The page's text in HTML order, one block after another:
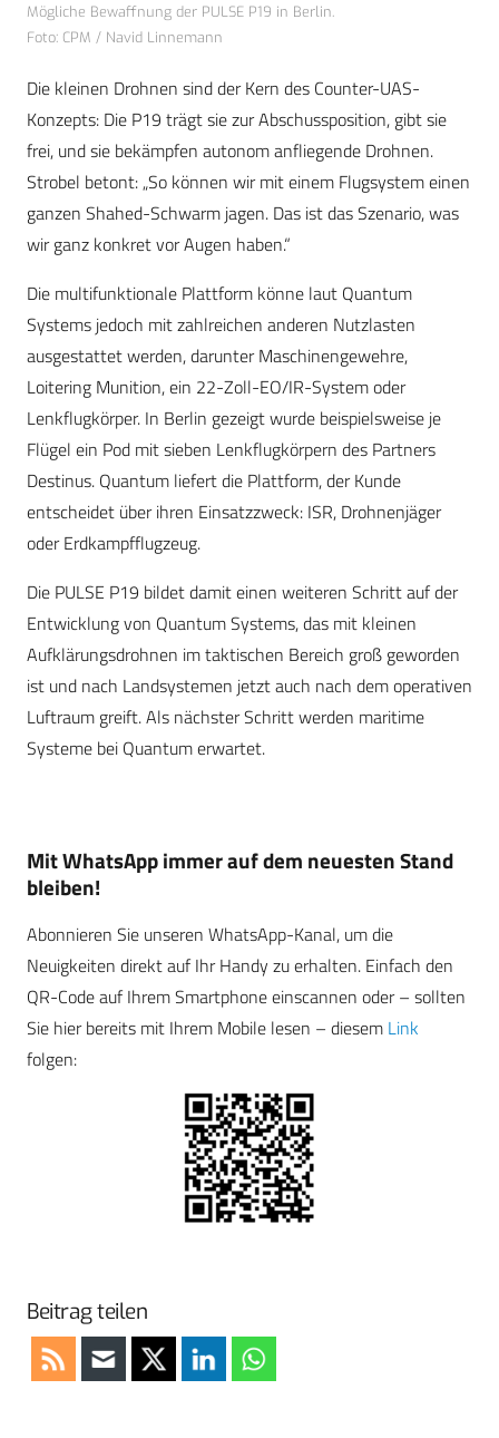
Mögliche Bewaffnung der PULSE P19 in Berlin.
Foto: CPM / Navid Linnemann
Die kleinen Drohnen sind der Kern des Counter-UAS-
Konzepts: Die P19 trägt sie zur Abschussposition, gibt sie
frei, und sie bekämpfen autonom anfliegende Drohnen.
Strobel betont: „So können wir mit einem Flugsystem einen
ganzen Shahed-Schwarm jagen. Das ist das Szenario, was
wir ganz konkret vor Augen haben.“
Die multifunktionale Plattform könne laut Quantum
Systems jedoch mit zahlreichen anderen Nutzlasten
ausgestattet werden, darunter Maschinengewehre,
Loitering Munition, ein 22-Zoll-EO/IR-System oder
Lenkflugkörper. In Berlin gezeigt wurde beispielsweise je
Flügel ein Pod mit sieben Lenkflugkörpern des Partners
Destinus. Quantum liefert die Plattform, der Kunde
entscheidet über ihren Einsatzzweck: ISR, Drohnenjäger
oder Erdkampfflugzeug.
Die PULSE P19 bildet damit einen weiteren Schritt auf der
Entwicklung von Quantum Systems, das mit kleinen
Aufklärungsdrohnen im taktischen Bereich groß geworden
ist und nach Landsystemen jetzt auch nach dem operativen
Luftraum greift. Als nächster Schritt werden maritime
Systeme bei Quantum erwartet.
Mit WhatsApp immer auf dem neuesten Stand
bleiben!
Abonnieren Sie unseren WhatsApp-Kanal, um die
Neuigkeiten direkt auf Ihr Handy zu erhalten. Einfach den
QR-Code auf Ihrem Smartphone einscannen oder – sollten
Sie hier bereits mit Ihrem Mobile lesen – diesem Link
folgen:
Beitrag teilen